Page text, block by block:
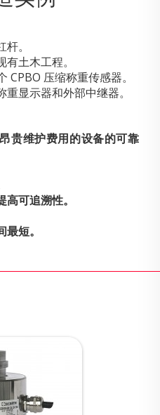
。
土木工程。
CPBO 压缩称重传感器。
显示器和外部中继器。
贵维护费用的设备的可靠
可追溯性。
短。